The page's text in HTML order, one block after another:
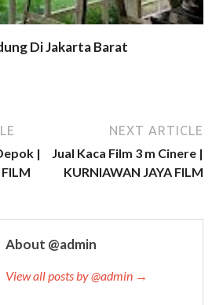
Di Jakarta Barat
|
NEXT ARTICLE
Jual Kaca Film 3 m Cinere |
KURNIAWAN JAYA FILM
About @admin
View all posts by @admin →